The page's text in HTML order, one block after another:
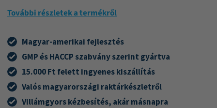
További részletek a termékről
Magyar-amerikai fejlesztés
GMP és HACCP szabvány szerint gyártva
15.000 Ft felett ingyenes kiszállítás
Valós magyarországi raktárkészletről
Villámgyors kézbesítés, akár másnapra